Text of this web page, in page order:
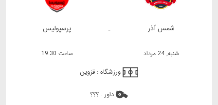
- شمس آذر پرسپولیس
شنبه, 24 مرداد ساعت 19:30
ورزشگاه : قزوین
داور : ؟؟؟